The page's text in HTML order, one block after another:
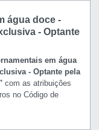
água doce -
- Optante
em água
- Optante pela
com as atribuições
no Código de